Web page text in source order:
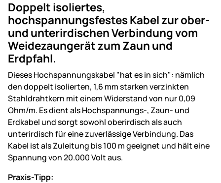
Doppelt isoliertes,
hochspannungsfestes Kabel zur ober-
und unterirdischen Verbindung vom
Weidezaungerät zum Zaun und
Erdpfahl.
Dieses Hochspannungskabel "hat es in sich": nämlich
den doppelt isolierten, 1,6 mm starken verzinkten
Stahldrahtkern mit einem Widerstand von nur 0,09
Ohm/m. Es dient als Hochspannungs-, Zaun- und
Erdkabel und sorgt sowohl oberirdisch als auch
unterirdisch für eine zuverlässige Verbindung. Das
Kabel ist als Zuleitung bis 100 m geeignet und hält eine
Spannung von 20.000 Volt aus.
Praxis-Tipp: